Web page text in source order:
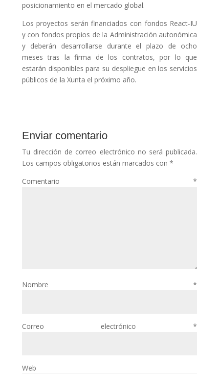
posicionamiento en el mercado global.
Los proyectos serán financiados con fondos React-IU
y con fondos propios de la Administración autonómica
y deberán desarrollarse durante el plazo de ocho
meses tras la firma de los contratos, por lo que
estarán disponibles para su despliegue en los servicios
públicos de la Xunta el próximo año.
Enviar comentario
Tu dirección de correo electrónico no será publicada.
Los campos obligatorios están marcados con *
Comentario*
Nombre*
Correo electrónico*
Web